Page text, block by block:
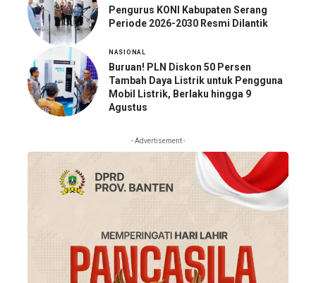
Pengurus KONI Kabupaten Serang
Periode 2026-2030 Resmi Dilantik
NASIONAL
Buruan! PLN Diskon 50 Persen
Tambah Daya Listrik untuk Pengguna
Mobil Listrik, Berlaku hingga 9
Agustus
- Advertisement -